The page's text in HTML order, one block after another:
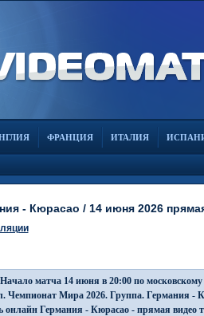
ФРАНЦИЯ ИТАЛИЯ
- Кюрасао / 14 июня 2026
Начало матча 14 июня в 20:00 по
Чемпионат Мира 2026. Группа. Германия -
онлайн Германия - Кюрасао - прямая видео